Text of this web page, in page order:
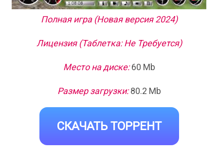
Полная игра (Новая версия 2024)
Лицензия (Таблетка: Не Требуется)
Место на диске:60 Mb
Размер загрузки:80.2 Mb
СКАЧАТЬ ТОРРЕНТ